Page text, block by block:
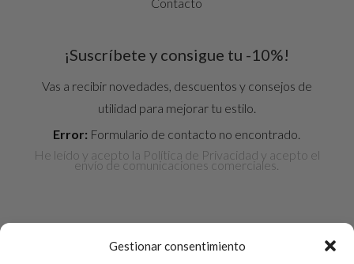
Gestionar consentimiento
¡Suscríbete y consigue tu -10%!
Vas a recibir novedades, descuentos y consejos de
utilidad para mejorar tu estilo.
Error: Formulario de contacto no encontrado.
He leído y acepto la Política de Privacidad y acepto el
envío de comunicaciones comerciales.